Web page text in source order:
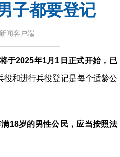
子都要登记
闻客户端
于2025年1月1日正式开始，已
役和进行兵役登记是每个适龄公
18岁的男性公民，应当按照法